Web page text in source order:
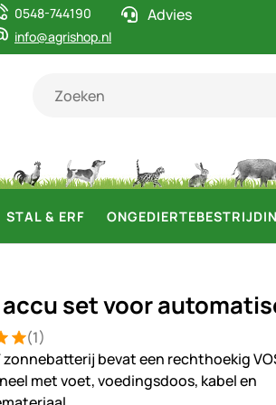
0548-744190
info@agrishop.nl
Advies
STAL & ERF
set voor
5 van 5 (1 beoordelingen)
(1)